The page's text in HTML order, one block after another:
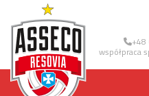
współpraca